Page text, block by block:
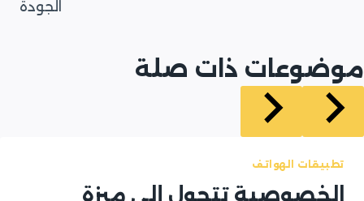
الجودة
موضوعات ذات صلة
تطبيقات الهواتف
الخصوصية تتحول إلى ميزة